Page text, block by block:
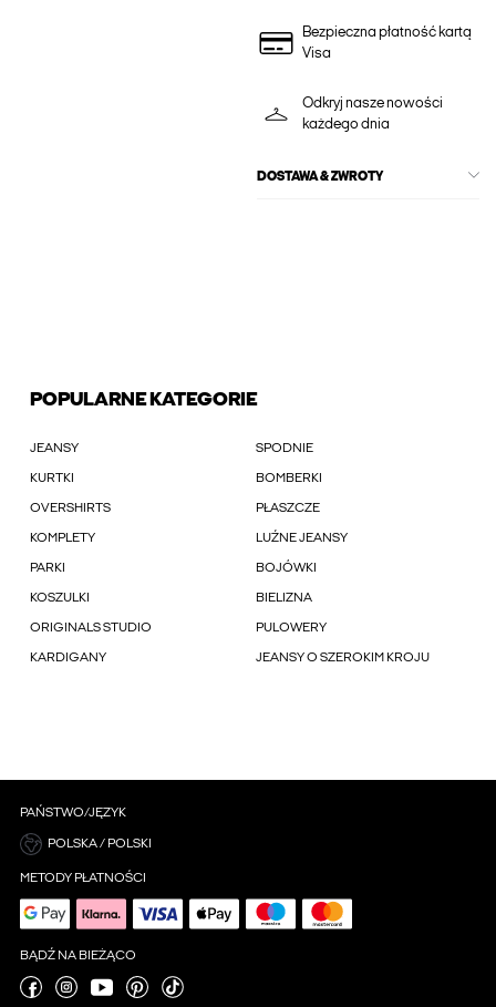
Bezpieczna płatność kartą
Visa
Odkryj nasze nowości
każdego dnia
DOSTAWA & ZWROTY
POPULARNE KATEGORIE
JEANSY SPODNIE
KURTKI BOMBERKI
OVERSHIRTS PŁASZCZE
KOMPLETY LUŹNE JEANSY
PARKI BOJÓWKI
KOSZULKI BIELIZNA
ORIGINALS STUDIO PULOWERY
KARDIGANY JEANSY O SZEROKIM KROJU
PAŃSTWO/JĘZYK
POLSKA / POLSKI
METODY PŁATNOŚCI
BĄDŹ NA BIEŻĄCO